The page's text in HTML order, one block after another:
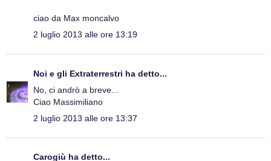
ciao da Max moncalvo
2 luglio 2013 alle ore 13:19
Noi e gli Extraterrestri ha detto...
No, ci andrò a breve...
Ciao Massimiliano
2 luglio 2013 alle ore 13:37
Carogiù ha detto...